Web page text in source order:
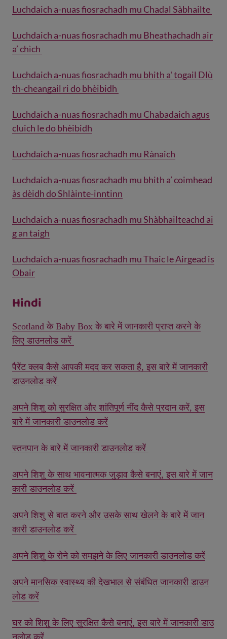
Luchdaich a-nuas fiosrachadh mu Chadal Sàbhailte
Luchdaich a-nuas fiosrachadh mu Bheathachadh air
a’ chìch
Luchdaich a-nuas fiosrachadh mu bhith a' togail Dlù
th-cheangail ri do bhèibidh
Luchdaich a-nuas fiosrachadh mu Chabadaich agus
cluich le do bhèibidh
Luchdaich a-nuas fiosrachadh mu Rànaich
Luchdaich a-nuas fiosrachadh mu bhith a’ coimhead
às dèidh do Shlàinte-inntinn
Luchdaich a-nuas fiosrachadh mu Shàbhailteachd ai
g an taigh
Luchdaich a-nuas fiosrachadh mu Thaic le Airgead is
Obair
Hindi
Scotland के Baby Box के बारे में जानकारी प्राप्त करने के
लिए डाउनलोड करें
पैरेंट क्लब कैसे आपकी मदद कर सकता है, इस बारे में जानकारी
डाउनलोड करें
अपने शिशु को सुरक्षित और शांतिपूर्ण नींद कैसे प्रदान करें, इस
बारे में जानकारी डाउनलोड करें
स्तनपान के बारे में जानकारी डाउनलोड करें
अपने शिशु के साथ भावनात्मक जुड़ाव कैसे बनाएं, इस बारे में जान
कारी डाउनलोड करें
अपने शिशु से बात करने और उसके साथ खेलने के बारे में जान
कारी डाउनलोड करें
अपने शिशु के रोने को समझने के लिए जानकारी डाउनलोड करें
अपने मानसिक स्वास्थ्य की देखभाल से संबंधित जानकारी डाउन
लोड करें
घर को शिशु के लिए सुरक्षित कैसे बनाएं, इस बारे में जानकारी डाउ
नलोड करें